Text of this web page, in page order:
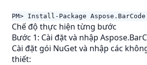
PM> Install-Package Aspose.BarCode
Chế độ thực hiện từng bước
Bước 1: Cài đặt và nhập
Cài đặt gói NuGet và nhập các
thiết: